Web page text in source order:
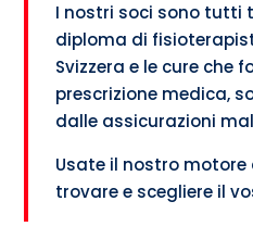
I nostri soci sono tutti
diploma di
Svizzera e le cure che
prescrizione medica,
dalle assicurazioni
Usate il nostro motore
trovare e scegliere il